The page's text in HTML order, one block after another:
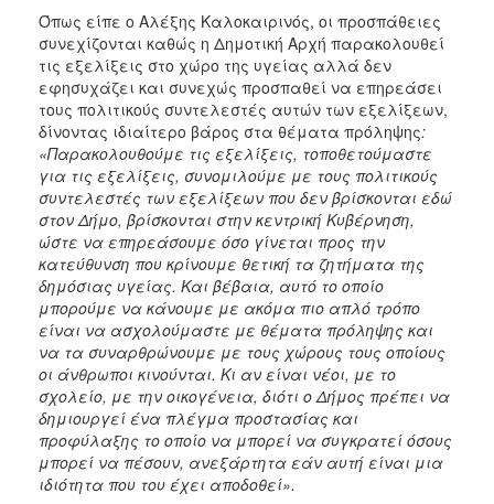
Όπως είπε ο Αλέξης Καλοκαιρινός, οι προσπάθειες
συνεχίζονται καθώς η Δημοτική Αρχή παρακολουθεί
τις εξελίξεις στο χώρο της υγείας αλλά δεν
εφησυχάζει και συνεχώς προσπαθεί να επηρεάσει
τους πολιτικούς συντελεστές αυτών των εξελίξεων,
δίνοντας ιδιαίτερο βάρος στα θέματα πρόληψης:
«Παρακολουθούμε τις εξελίξεις, τοποθετούμαστε
για τις εξελίξεις, συνομιλούμε με τους πολιτικούς
συντελεστές των εξελίξεων που δεν βρίσκονται εδώ
στον Δήμο, βρίσκονται στην κεντρική Κυβέρνηση,
ώστε να επηρεάσουμε όσο γίνεται προς την
κατεύθυνση που κρίνουμε θετική τα ζητήματα της
δημόσιας υγείας. Και βέβαια, αυτό το οποίο
μπορούμε να κάνουμε με ακόμα πιο απλό τρόπο
είναι να ασχολούμαστε με θέματα πρόληψης και
να τα συναρθρώνουμε με τους χώρους τους οποίους
οι άνθρωποι κινούνται. Κι αν είναι νέοι, με το
σχολείο, με την οικογένεια, διότι ο Δήμος πρέπει να
δημιουργεί ένα πλέγμα προστασίας και
προφύλαξης το οποίο να μπορεί να συγκρατεί όσους
μπορεί να πέσουν, ανεξάρτητα εάν αυτή είναι μια
ιδιότητα που του έχει αποδοθεί».